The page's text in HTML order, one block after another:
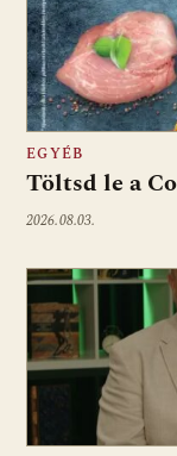
EGYÉB
Töltsd le a
2026.08.03.